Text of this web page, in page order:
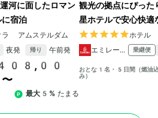
河に面したロマン
宿泊
アムステルダム
夜発 帰り 午前発
最大5% たまる
観光の拠点にぴっ
星ホテルで安心快適
ホテル
エミレーツ航空
乗継便
おとな1名・5日間（燃油
み）